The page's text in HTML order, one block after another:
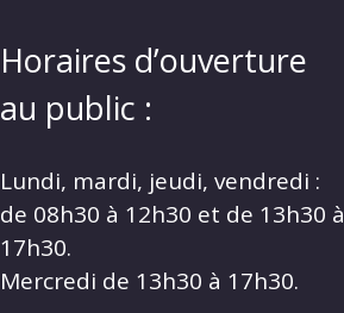
Horaires d’ouverture
au public :
Lundi, mardi, jeudi, vendredi :
de 08h30 à 12h30 et de 13h30 à
17h30.
Mercredi de 13h30 à 17h30.